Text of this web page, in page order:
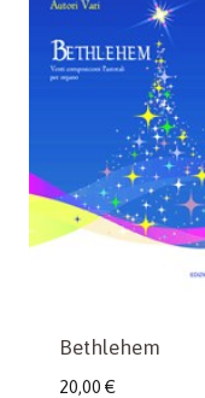
Bethlehem
20,00 €